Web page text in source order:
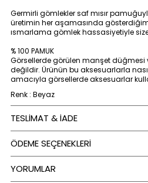
Germirli gömlekler saf mısır
üretimin her aşamasında
ısmarlama gömlek hassasiyetiyle
% 100 PAMUK
Görsellerde görülen manşet
değildir. Ürünün bu aksesuarlarla
amacıyla görsellerde aksesuarlar
Renk : Beyaz
TESLİMAT & İADE
ÖDEME SEÇENEKLERI
YORUMLAR